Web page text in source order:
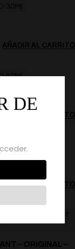
AÑADIR AL CARRITO
AÑADIR AL CARRITO
1025
AÑADIR AL CARRITO
– ORIGINAL –
DE